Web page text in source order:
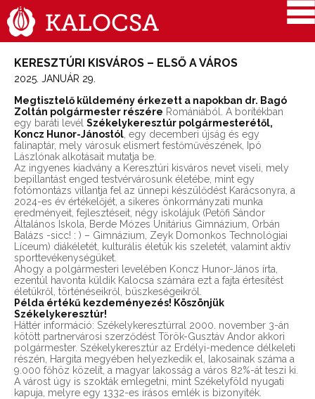
KERESZTÚRI KISVÁROS – ELSŐ A VÁROS
2025. JANUÁR 29.
Megtisztelő küldemény érkezett a napokban dr. Bagó
Zoltán polgármester részére Romániából. A borítékban
egy baráti levél Székelykeresztúr polgármesterétől,
Koncz Hunor-Jánostól , egy decemberi újság és egy
falinaptár, mely városuk elismert festőművészének, Ipó
Lászlónak alkotásait mutatja be.
Az ingyenes kiadvány a Keresztúri kisváros nevet viseli, mely
bepillantást enged testvérvárosunk életébe, mint egy
fotómontázs villantja fel az ünnepi készülődést Karácsonyra, a
2024-es év értékelőjét, a sikeres önkormányzati munka
eredményeit, fejlesztéseit, négy iskolájuk (Petőfi Sándor
Általános Iskola, Berde Mózes Unitárius Gimnázium, Orbán
Balázs -sicc! : ) – Gimnázium, Zeyk Domonkos Technológiai
Líceum) diákéletét, kulturális életük kis szeletét, valamint aktív
sporttevékenységüket.
Ahogy a polgármesteri levelében Koncz Hunor-János írta,
ezentúl havonta küldik Kalocsa számára ezt a fajta értesítést
életükről, történéseikről, büszkeségeikről.
Példa értékű kezdeményezés! Köszönjük
Székelykeresztúr!
Háttér információ: Székelykeresztúrral 2000. november 3-án
kötött partnervárosi szerződést Török-Gusztáv Andor akkori
polgármester. Székelykeresztúr az Erdélyi-medence délkeleti
részén, Hargita megyében helyezkedik el, lakosainak száma a
9.000 főhöz közelít, a magyar lakosság a város 82%-át teszi ki.
A várost úgy is szokták emlegetni, mint Székelyföld nyugati
kapuja, melyre egy 1332-es írásos emlék is bizonyíték.